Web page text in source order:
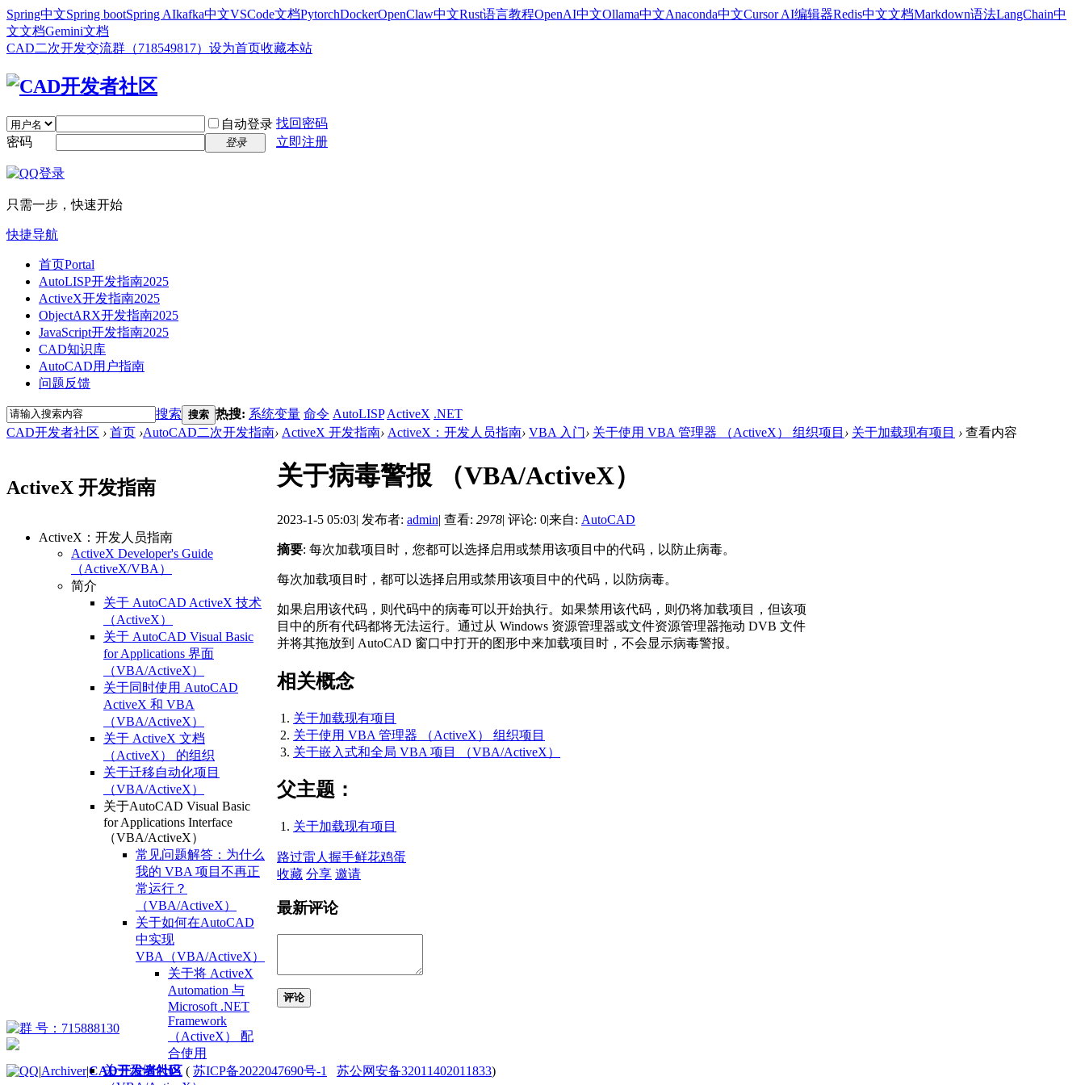
Spring中文Spring bootSpring AIkafka中文VSCode文档PytorchDockerOpenClaw中文Rust语言教程OpenAI中文Ollama中文Anaconda中文Cursor AI编辑器Redis中文文档Markdown语法LangChain中
文文档Gemini文档
CAD二次开发交流群（718549817） 设为首页收藏本站
自动登录 找回密码
密码
登录 立即注册
只需一步，快速开始
快捷导航
首页Portal
AutoLISP开发指南2025
ActiveX开发指南2025
ObjectARX开发指南2025
JavaScript开发指南2025
CAD知识库
AutoCAD用户指南
问题反馈
搜索 搜索 热搜: 系统变量 命令 AutoLISP ActiveX .NET
CAD开发者社区 › 首页 ›AutoCAD二次开发指南› ActiveX 开发指南› ActiveX：开发人员指南› VBA 入门› 关于使用 VBA 管理器 （ActiveX） 组织项目 › 关于加载现有项目 › 查看内容
ActiveX 开发指南
ActiveX：开发人员指南
ActiveX Developer's Guide
（ActiveX/VBA）
简介
关于 AutoCAD ActiveX 技术
（ActiveX）
关于 AutoCAD Visual Basic
for Applications 界面
（VBA/ActiveX）
关于同时使用 AutoCAD
ActiveX 和 VBA
（VBA/ActiveX）
关于 ActiveX 文档
（ActiveX） 的组织
关于迁移自动化项目
（VBA/ActiveX）
关于AutoCAD Visual Basic
for Applications Interface
（VBA/ActiveX）
常见问题解答：为什么
我的 VBA 项目不再正
常运行？
（VBA/ActiveX）
关于如何在AutoCAD
中实现
VBA（VBA/ActiveX）
关于将 ActiveX
Automation 与
Microsoft .NET
Framework
（ActiveX） 配
合使用
关于示例代码
关于病毒警报 （VBA/ActiveX）
2023-1-5 05:03| 发布者: admin| 查看: 2978| 评论: 0|来自: AutoCAD
摘要: 每次加载项目时，您都可以选择启用或禁用该项目中的代码，以防止病毒。
每次加载项目时，都可以选择启用或禁用该项目中的代码，以防病毒。
如果启用该代码，则代码中的病毒可以开始执行。如果禁用该代码，则仍将加载项目，但该项
目中的所有代码都将无法运行。通过从 Windows 资源管理器或文件资源管理器拖动 DVB 文件
并将其拖放到 AutoCAD 窗口中打开的图形中来加载项目时，不会显示病毒警报。
相关概念
关于加载现有项目
关于使用 VBA 管理器 （ActiveX） 组织项目
关于嵌入式和全局 VBA 项目 （VBA/ActiveX）
父主题：
关于加载现有项目
路过雷人 握手鲜花鸡蛋
收藏 分享 邀请
最新评论
评论
|Archiver|CAD开发者社区 ( 苏ICP备2022047690号-1 苏公网安备32011402011833)